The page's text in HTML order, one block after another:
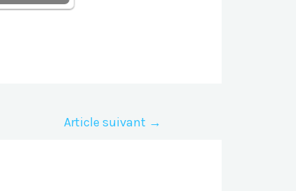
Article suivant →